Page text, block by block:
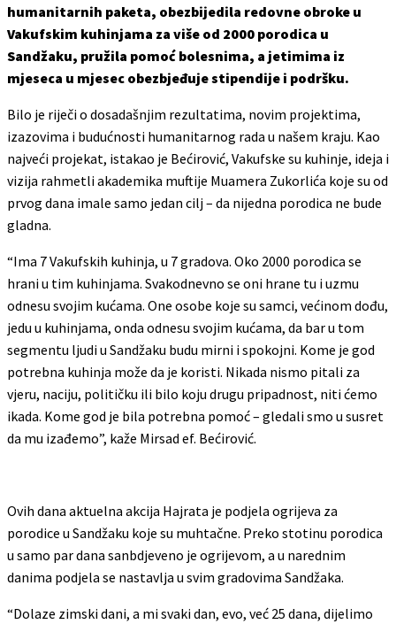
humanitarnih paketa, obezbijedila redovne obroke u
Vakufskim kuhinjama za više od 2000 porodica u
Sandžaku, pružila pomoć bolesnima, a jetimima iz
mjeseca u mjesec obezbjeđuje stipendije i podršku.
Bilo je riječi o dosadašnjim rezultatima, novim projektima,
izazovima i budućnosti humanitarnog rada u našem kraju. Kao
najveći projekat, istakao je Bećirović, Vakufske su kuhinje, ideja i
vizija rahmetli akademika muftije Muamera Zukorlića koje su od
prvog dana imale samo jedan cilj – da nijedna porodica ne bude
gladna.
“Ima 7 Vakufskih kuhinja, u 7 gradova. Oko 2000 porodica se
hrani u tim kuhinjama. Svakodnevno se oni hrane tu i uzmu
odnesu svojim kućama. One osobe koje su samci, većinom dođu,
jedu u kuhinjama, onda odnesu svojim kućama, da bar u tom
segmentu ljudi u Sandžaku budu mirni i spokojni. Kome je god
potrebna kuhinja može da je koristi. Nikada nismo pitali za
vjeru, naciju, političku ili bilo koju drugu pripadnost, niti ćemo
ikada. Kome god je bila potrebna pomoć – gledali smo u susret
da mu izađemo”, kaže Mirsad ef. Bećirović.
Ovih dana aktuelna akcija Hajrata je podjela ogrijeva za
porodice u Sandžaku koje su muhtačne. Preko stotinu porodica
u samo par dana sanbdjeveno je ogrijevom, a u narednim
danima podjela se nastavlja u svim gradovima Sandžaka.
“Dolaze zimski dani, a mi svaki dan, evo, već 25 dana, dijelimo